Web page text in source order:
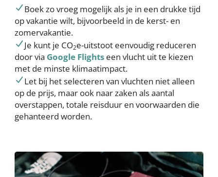
Boek zo vroeg mogelijk als je in een drukke tijd
op vakantie wilt, bijvoorbeeld in de kerst- en
zomervakantie.
Je kunt je CO2e-uitstoot eenvoudig reduceren
door via Google Flights een vlucht uit te kiezen
met de minste klimaatimpact.
Let bij het selecteren van vluchten niet alleen
op de prijs, maar ook naar zaken als aantal
overstappen, totale reisduur en voorwaarden die
gehanteerd worden.